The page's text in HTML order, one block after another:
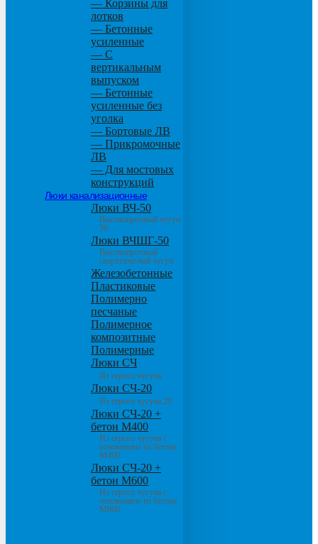
— Корзины для
лотков
— Бетонные
усиленные
— С
вертикальным
выпуском
— Бетонные
усиленные без
уголка
— Бортовые ЛВ
— Прикромочные
ЛВ
— Для мостовых
конструкций
Люки канализационные
Люки ВЧ-50
Высокопрочный чугун
50
Люки ВЧШГ-50
Высокопрочный
сверхтяжелый чугун
Железобетонные
Пластиковые
Полимерно
песчаные
Полимерное
композитные
Полимерные
Люки СЧ
Из серого чугуна
Люки СЧ-20
Из серого чугуна 20
Люки СЧ-20 +
бетон М400
Из серого чугуна с
основанием из бетона
М400
Люки СЧ-20 +
бетон М600
Из серого чугуна с
основанием из бетона
М600